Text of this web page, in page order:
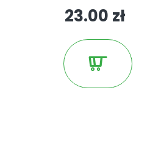
23.00 zł